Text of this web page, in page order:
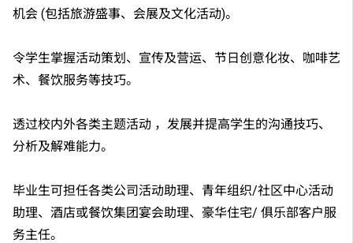
机会 (包括旅游盛事、会展及文化活动)。
令学生掌握活动策划、宣传及营运、节日创意化妆、咖啡艺
术、餐饮服务等技巧。
透过校内外各类主题活动 ，发展并提高学生的沟通技巧、
分析及解难能力。
毕业生可担任各类公司活动助理、青年组织/社区中心活动
助理、酒店或餐饮集团宴会助理、豪华住宅/ 俱乐部客户服
务主任。